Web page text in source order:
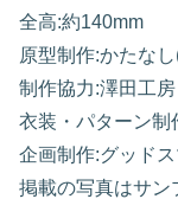
全高:約140mm
原型制作:かたな
制作協力:澤田工房
衣装・パターン制
企画制作:グッド
掲載の写真はサン